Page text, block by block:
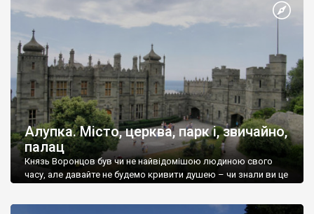
Алупка. Місто, церква, парк і, звичайно,
палац
Князь Воронцов був чи не найвідомішою людиною свого
часу, але давайте не будемо кривити душею – чи знали ви це